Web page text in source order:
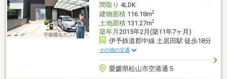
間取り 4LDK
建物面積116.18m2
土地面積131.27m2
築年月 2015年2月(築11年7ヶ月)
伊予鉄道郡中線 土居田駅 徒歩18分
その他の交通
愛媛県松山市空港通５